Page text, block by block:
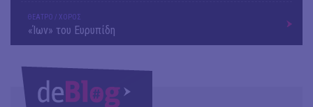
ΘΕΑΤΡΟ / ΧΟΡΟΣ
«Ίων» του Ευρυπίδη